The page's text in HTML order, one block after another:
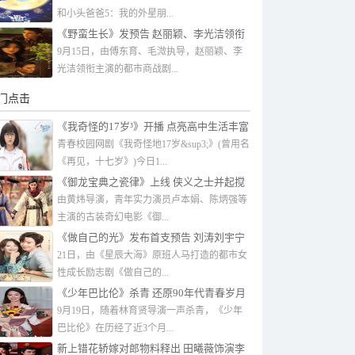
和小头爸爸5：我的外星朋...
《野蛮生长》发预告 赵丽颖、李光洁领衔
主演
9月15日，由傅东育、毛溦执导，赵丽颖、李
光洁领衔主演的都市商战剧...
点击
《我奇怪的17岁³》开播 点亮高中生活丰富
色彩
青春校园网剧《我奇怪地17岁&sup3;》(曾用名
《再见，十七岁》)今日1...
《御龙宝典之瓷律》上线 侠义之士并起搅
乱江湖风云
由黄炜导演，青年实力演员卢本娟、陈炳强等
主演的古装奇幻电影《御...
《做自己的光》发布首支预告 刘涛刘宇宁
姐弟恋
21日，由《星辰大海》原班人马打造的都市女
性成长励志剧《做自己的...
《少年巴比伦》杀青 还原90年代青春岁月
9月19日，随着林育贤导演一声杀青，《少年
巴比伦》在历经了近3个月...
新上错花轿嫁对郎物料释出 田曦薇饰演李